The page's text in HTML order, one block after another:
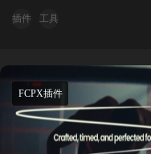
插件 工具
FCPX插件